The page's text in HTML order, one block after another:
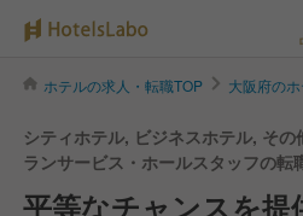
ホテルの求人・転職TOP 大阪府の
シティホテル, ビジネスホテル, そ
ランサービス・ホールスタッフの転
平等なチャンスを提